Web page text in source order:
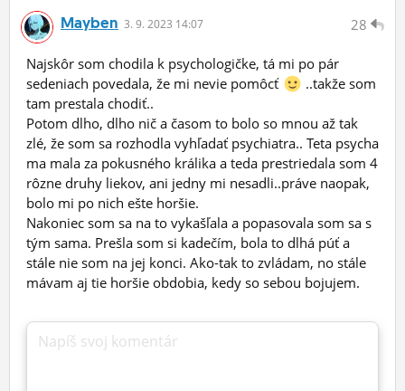
28
Mayben 3. 9. 2023 14:07
Najskôr som chodila k psychologičke, tá mi po pár
sedeniach povedala, že mi nevie pomôcť
..takže som
tam prestala chodiť..
Potom dlho, dlho nič a časom to bolo so mnou až tak
zlé, že som sa rozhodla vyhľadať psychiatra.. Teta psycha
ma mala za pokusného králika a teda prestriedala som 4
rôzne druhy liekov, ani jedny mi nesadli..práve naopak,
bolo mi po nich ešte horšie.
Nakoniec som sa na to vykašľala a popasovala som sa s
tým sama. Prešla som si kadečím, bola to dlhá púť a
stále nie som na jej konci. Ako-tak to zvládam, no stále
mávam aj tie horšie obdobia, kedy so sebou bojujem.
Napíš svoj komentár